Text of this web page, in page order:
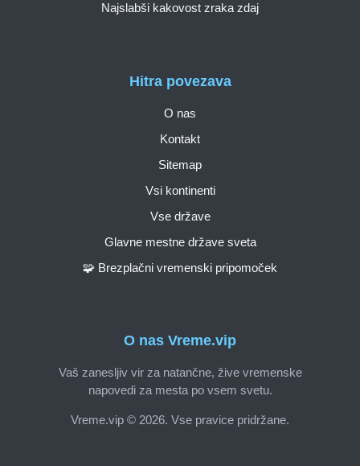
O nas Vreme.vip
Vaš zanesljiv vir za natančne, žive vremenske
napovedi za mesta po vsem svetu.
Vreme.vip © 2026. Vse pravice pridržane.
Hitra povezava
O nas
Kontakt
Sitemap
Vsi kontinenti
Vse države
Glavne mestne države sveta
🧩 Brezplačni vremenski pripomoček
Najslabši kakovost zraka zdaj